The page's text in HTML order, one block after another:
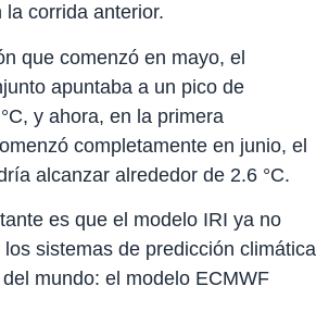
corrida anterior.
que comenzó en mayo, el
apuntaba a un pico de
y ahora, en la primera
completamente en junio, el
alcanzar alrededor de 2.6 °C.
es que el modelo IRI ya no
sistemas de predicción climática
mundo: el modelo ECMWF